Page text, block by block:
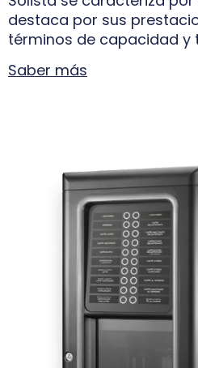
destaca por sus
términos de capacidad y
Saber más